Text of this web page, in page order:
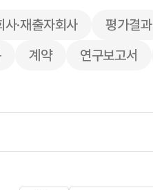
사·재출자회사 평가결과
계약 연구보고서